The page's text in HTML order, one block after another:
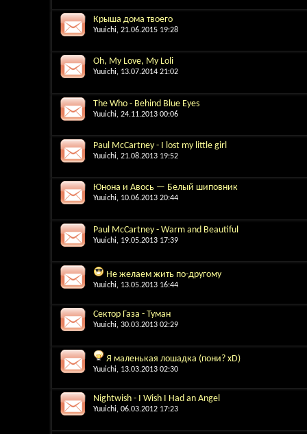
Крыша дома твоего
Yuuichi, 21.06.2015 19:28
Oh, My Love, My Loli
Yuuichi, 13.07.2014 21:02
The Who - Behind Blue Eyes
Yuuichi, 24.11.2013 00:06
Paul McCartney - I lost my little girl
Yuuichi, 21.08.2013 19:52
Юнона и Авось — Белый шиповник
Yuuichi, 10.06.2013 20:44
Paul McCartney - Warm and Beautiful
Yuuichi, 19.05.2013 17:39
Не желаем жить по-другому
Yuuichi, 13.05.2013 16:44
Сектор Газа - Туман
Yuuichi, 30.03.2013 02:29
Я маленькая лошадка (пони? xD)
Yuuichi, 13.03.2013 02:30
Nightwish - I Wish I Had an Angel
Yuuichi, 06.03.2012 17:23